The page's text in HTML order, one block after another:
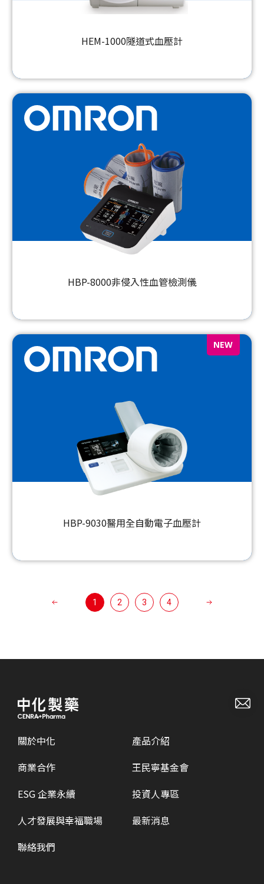
HEM-1000隧道式血壓計
HBP-8000非侵入性血管檢測儀
NEW
HBP-9030醫用全自動電子血壓計
1 2 3 4
關於中化
產品介紹
商業合作
王民寧基金會
ESG 企業永續
投資人專區
人才發展與幸福職場
最新消息
聯絡我們